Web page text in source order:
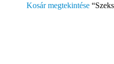
Kosár megtekintése